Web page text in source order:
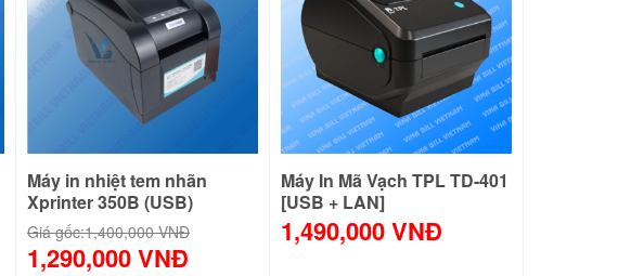
Máy in nhiệt tem nhãn
Xprinter 350B (USB)
Giá gốc:1,400,000 VNĐ
1,290,000 VNĐ
Máy In Mã Vạch TPL TD-401
[USB + LAN]
1,490,000 VNĐ